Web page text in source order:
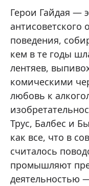
Герои Гайдая —
поведения,
кем в те годы
лентяев,
комическими
любовь к
Трус, Балбес и
как все, что в
считалось
промышляют
деятельностью